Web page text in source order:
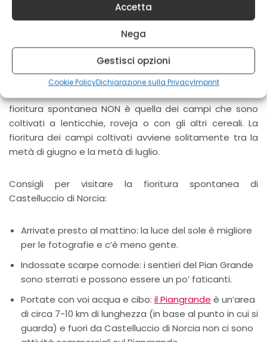
Accetta
Nega
Gestisci opzioni
Cookie PolicyDichiarazione sulla PrivacyImprint
La fioritura di Castelluccio di Norcia è un evento
spettacolare che attira ogni anno migliaia di visitatori. Il
periodo migliore per ammirare la fioritura SPONTANEA è
in genere da metà aprile a metà maggio, ma può
fioritura spontanea NON è quella dei campi che sono
coltivati a lenticchie, roveja o con gli altri cereali. La
fioritura dei campi coltivati avviene solitamente tra la
metà di giugno e la metà di luglio.
Consigli per visitare la fioritura spontanea di
Castelluccio di Norcia:
Arrivate presto al mattino: la luce del sole è migliore
per le fotografie e c’è meno gente.
Indossate scarpe comode: i sentieri del Pian Grande
sono sterrati e possono essere un po’ faticanti.
Portate con voi acqua e cibo: il Piangrande è un’area
di circa 7-10 km di lunghezza (in base al punto in cui si
guarda) e fuori da Castelluccio di Norcia non ci sono